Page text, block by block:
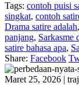
Tags: contoh puisi
singkat, contoh
Drama satire adalah,
panjang, Sarkasme
satire bahasa apa,
Share: Facebook
Maret 25, 2026 |